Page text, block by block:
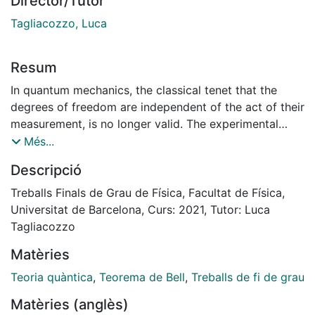
Tagliacozzo, Luca
Resum
In quantum mechanics, the classical tenet that the
degrees of freedom are independent of the act of their
measurement, is no longer valid. The experimental
footprint of quantum mechanics is the Bell inequalities
computational cost of proving Bell non-locality scales
exponentially with the system size, making it a
formidable challenge to prove. Here we present a
diﬀerent approach to prove and validate Bell non-
network formalism. We will show as examples of this
validation a Bell-pair system and a Quantum
Més...
Descripció
Treballs Finals de Grau de Física, Facultat de Física,
Universitat de Barcelona, Curs: 2021, Tutor: Luca
Tagliacozzo
Matèries
Teoria quàntica, Teorema de Bell, Treballs de fi de grau
Matèries (anglès)